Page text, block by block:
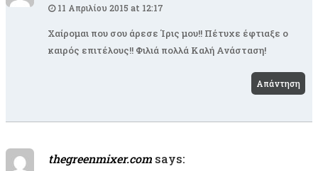
11 Απριλίου 2015 at 12:17
Χαίρομαι που σου άρεσε Ίρις μου!! Πέτυχε έφτιαξε ο
καιρός επιτέλους!! Φιλιά πολλά Καλή Ανάσταση!
Απάντηση
thegreenmixer.com says: